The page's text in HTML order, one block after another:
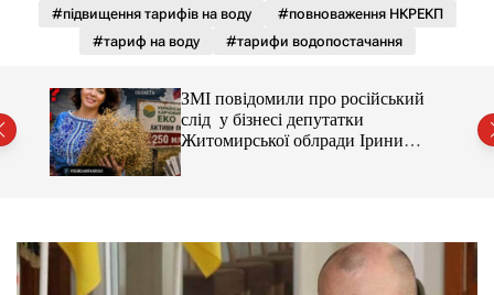
у
к
а
о
о
г
о
#підвищення тарифів на воду
#повноваження НКРЕКП
#тариф на воду
#тарифи водопостачання
ЗМІ повідомили про російський
слід у бізнесі депутатки
Житомирської облради Ірини